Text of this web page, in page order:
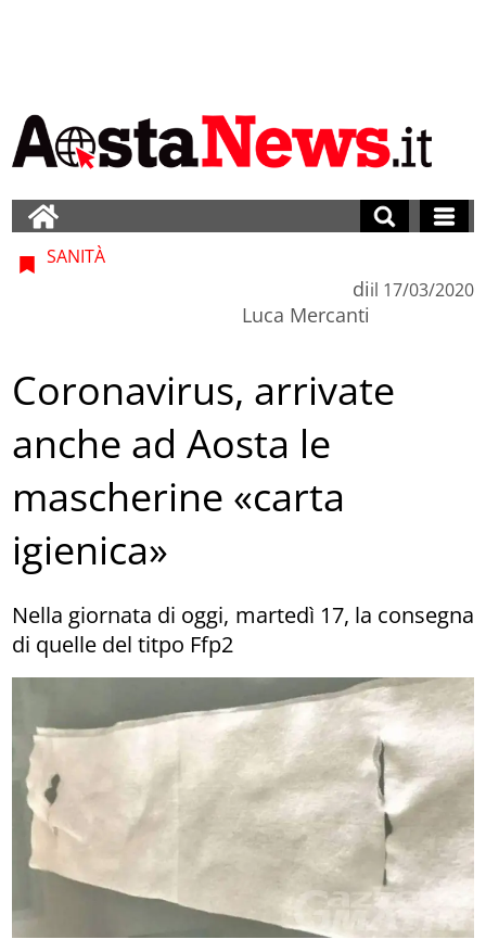
SANITÀ
di
Luca Mercanti
il 17/03/2020
Coronavirus, arrivate
anche ad Aosta le
mascherine «carta
igienica»
Nella giornata di oggi, martedì 17, la consegna
di quelle del titpo Ffp2